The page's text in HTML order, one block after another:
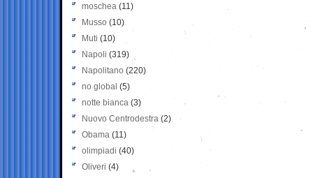
moschea (11)
Musso (10)
Muti (10)
Napoli (319)
Napolitano (220)
no global (5)
notte bianca (3)
Nuovo Centrodestra (2)
Obama (11)
olimpiadi (40)
Oliveri (4)